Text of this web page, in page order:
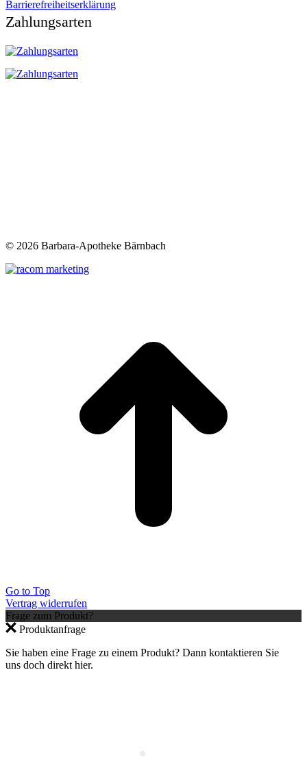
Barrierefreiheitserklärung
Zahlungsarten
© 2026 Barbara-Apotheke Bärnbach
Go to Top
Vertrag widerrufen
Frage zum Produkt?
Produktanfrage
Sie haben eine Frage zu einem Produkt? Dann kontaktieren Sie
uns doch direkt hier.